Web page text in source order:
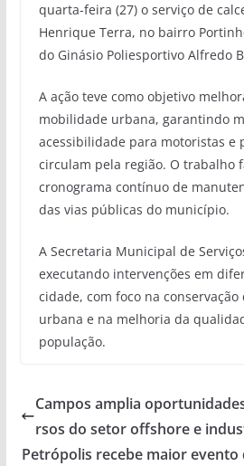
quarta-feira (27) o serviço de
Henrique Terra, no bairro
do Ginásio Poliesportivo Alfredo
A ação teve como objetivo
mobilidade urbana, garantindo
acessibilidade para motoristas e
circulam pela região. O trabalho
cronograma contínuo de
das vias públicas do município.
A Secretaria Municipal de
executando intervenções em
cidade, com foco na
urbana e na melhoria da
população.
Campos amplia
rsos do setor offshore e
Petrópolis recebe maior evento